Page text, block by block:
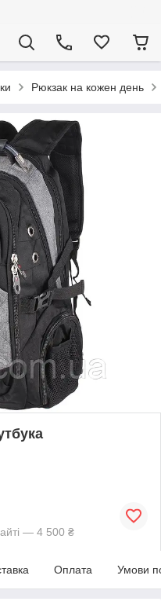
Рюкзак на кожен день
— 4 500 ₴
Оплата Умови